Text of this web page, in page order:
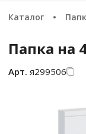
Каталог
Папка на
Арт. я299506